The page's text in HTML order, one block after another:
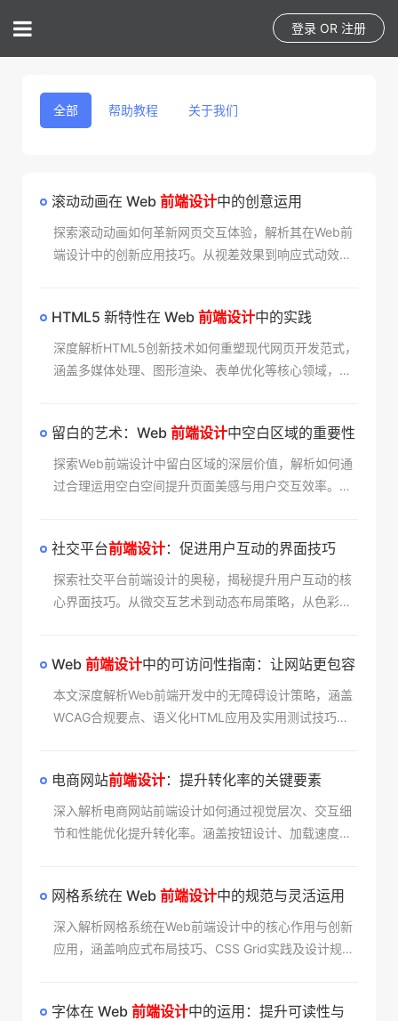
登录 OR 注册
全部 帮助教程 关于我们
滚动动画在 Web 前端设计中的创意运用​
探索滚动动画如何革新网页交互体验，解析其在Web前
端设计中的创新应用技巧。从视差效果到响应式动效，
HTML5 新特性在 Web 前端设计中的实践​
深度解析HTML5创新技术如何重塑现代网页开发范式，
涵盖多媒体处理、图形渲染、表单优化等核心领域，分
留白的艺术：Web 前端设计中空白区域的重要性​
探索Web前端设计中留白区域的深层价值，解析如何通
过合理运用空白空间提升页面美感与用户交互效率。掌
社交平台前端设计：促进用户互动的界面技巧​
探索社交平台前端设计的奥秘，揭秘提升用户互动的核
心界面技巧。从微交互艺术到动态布局策略，从色彩心
证，科学运用这些方法可使用户参与度显著提升。
Web 前端设计中的可访问性指南：让网站更包容​
本文深度解析Web前端开发中的无障碍设计策略，涵盖
WCAG合规要点、语义化HTML应用及实用测试技巧，
案提升数字产品的普适价值。
电商网站前端设计：提升转化率的关键要素​
深入解析电商网站前端设计如何通过视觉层次、交互细
节和性能优化提升转化率。涵盖按钮设计、加载速度、
网格系统在 Web 前端设计中的规范与灵活运用​
深入解析网格系统在Web前端设计中的核心作用与创新
应用，涵盖响应式布局技巧、CSS Grid实践及设计规范
字体在 Web 前端设计中的运用：提升可读性与